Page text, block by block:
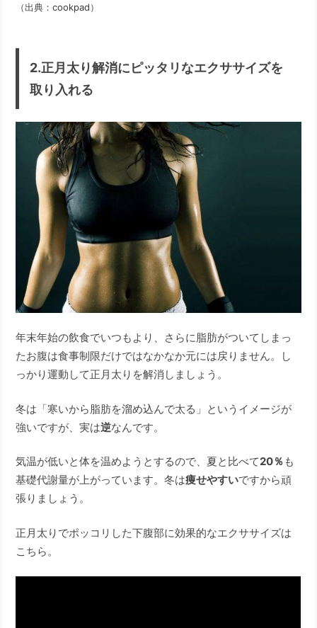
（出典：cookpad）
2.正月太り解消にピッタリなエクササイズを
取り入れる
年末年始の飲食でいつもより、さらに脂肪がついてしまっ
たお腹は食事制限だけではなかなか元には戻りません。し
っかり運動して正月太りを解消しましょう。
冬は「寒いから脂肪を溜め込んで太る」というイメージが
強いですが、実は逆なんです。
気温が低いと体を温めようとするので、夏と比べて20％ も
基礎代謝量が上がっています。冬は痩せやすいですから頑
張りましょう。
正月太りでポッコリした下腹部に効果的なエクササイズは
こちら。